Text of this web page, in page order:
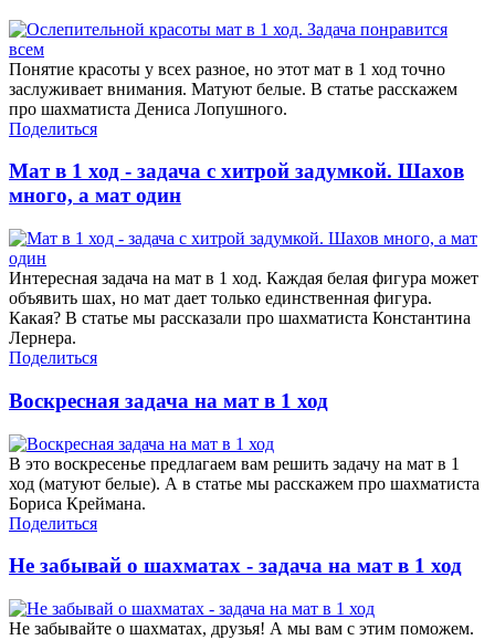
Понятие красоты у всех разное, но этот мат в 1 ход точно
заслуживает внимания. Матуют белые. В статье расскажем
про шахматиста Дениса Лопушного.
Поделиться
Мат в 1 ход - задача с хитрой задумкой. Шахов
много, а мат один
Интересная задача на мат в 1 ход. Каждая белая фигура может
объявить шах, но мат дает только единственная фигура.
Какая? В статье мы рассказали про шахматиста Константина
Лернера.
Поделиться
Воскресная задача на мат в 1 ход
В это воскресенье предлагаем вам решить задачу на мат в 1
ход (матуют белые). А в статье мы расскажем про шахматиста
Бориса Креймана.
Поделиться
Не забывай о шахматах - задача на мат в 1 ход
Не забывайте о шахматах, друзья! А мы вам с этим поможем.